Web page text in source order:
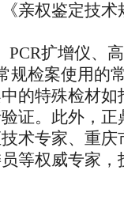
亲权鉴定技术
扩增仪、
规检案使用的
的特殊检材如
证。 此外，正
术专家、重
等权威专家，